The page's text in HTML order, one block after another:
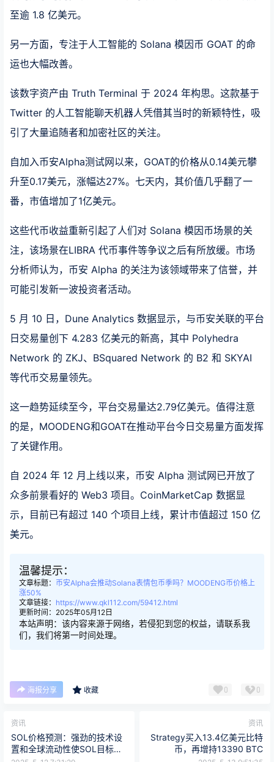
至逾 1.8 亿美元。
另一方面，专注于人工智能的 Solana 模因币 GOAT 的命
运也大幅改善。
该数字资产由 Truth Terminal 于 2024 年构思。这款基于
Twitter 的人工智能聊天机器人凭借其当时的新颖特性，吸
引了大量追随者和加密社区的关注。
自加入币安Alpha测试网以来，GOAT的价格从0.14美元攀
升至0.17美元，涨幅达27%。七天内，其价值几乎翻了一
番，市值增加了1亿美元。
这些代币收益重新引起了人们对 Solana 模因币场景的关
注，该场景在LIBRA 代币事件等争议之后有所放缓。市场
分析师认为，币安 Alpha 的关注为该领域带来了信誉，并
可能引发新一波投资者活动。
5 月 10 日，Dune Analytics 数据显示，与币安关联的平台
日交易量创下 4.283 亿美元的新高，其中 Polyhedra
Network 的 ZKJ、BSquared Network 的 B2 和 SKYAI
等代币交易量领先。
这一趋势延续至今，平台交易量达2.79亿美元。值得注意
的是，MOODENG和GOAT在推动平台今日交易量方面发挥
了关键作用。
自 2024 年 12 月上线以来，币安 Alpha 测试网已开放了
众多前景看好的 Web3 项目。CoinMarketCap 数据显
示，目前已有超过 140 个项目上线，累计市值超过 150 亿
美元。
温馨提示：
文章标题： 币安Alpha会推动Solana表情包币季吗？MOODENG币价格上
涨50%
文章链接： https://www.qkl112.com/59412.html
更新时间：2025年05月12日
本站声明：该内容来源于网络，若侵犯到您的权益，请联系我
们，我们将第一时间处理。
海报分享 收藏 0 0
资讯
SOL价格预测：强劲的技术设
置和全球流动性使SOL目标价
资讯
Strategy买入13.4亿美元比特
币，再增持13390 BTC